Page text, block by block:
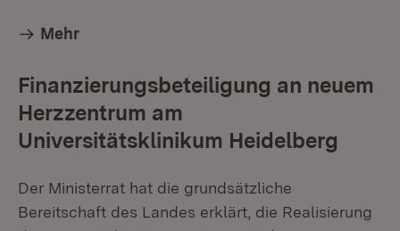
Mehr
Finanzierungsbeteiligung an neuem
Herzzentrum am
Universitätsklinikum Heidelberg
Der Ministerrat hat die grundsätzliche
Bereitschaft des Landes erklärt, die Realisierung